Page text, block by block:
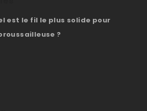
est le fil le plus solide pour
?